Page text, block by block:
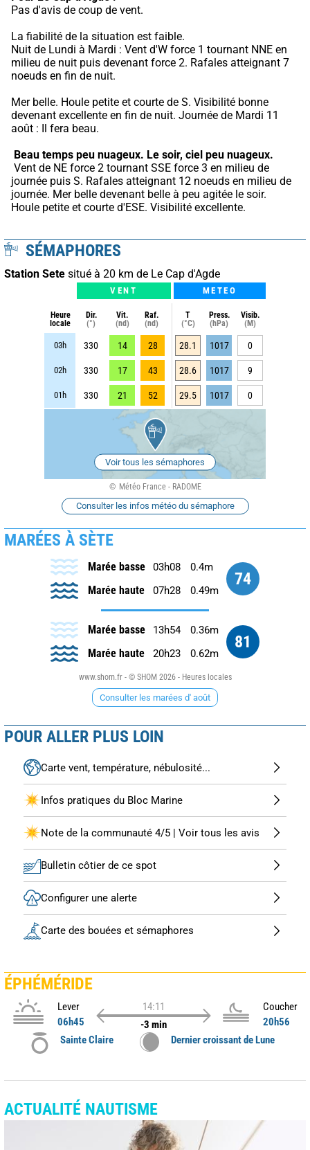
Pas d'avis de coup de vent.
La fiabilité de la situation est faible.
Nuit de Lundi à Mardi : Vent d'W force 1 tournant NNE en
milieu de nuit puis devenant force 2. Rafales atteignant 7
noeuds en fin de nuit.
Mer belle. Houle petite et courte de S. Visibilité bonne
devenant excellente en fin de nuit. Journée de Mardi 11
août : Il fera beau.
Beau temps peu nuageux. Le soir, ciel peu nuageux.
journée puis S. Rafales atteignant 12 noeuds en milieu de
journée. Mer belle devenant belle à peu agitée le soir.
Houle petite et courte d'ESE. Visibilité excellente.
SÉMAPHORES
Station Sete situé à 20 km de Le Cap d'Agde
VENT METEO
Heure
locale
Dir.
(°)
Vit.
(nd)
Raf.
(nd)
T
(°C)
Press.
(hPa)
Visib.
(M)
03h 330 14 28 28.1 1017 0
02h 330 17 43 28.6 1017 9
01h 330 21 52 29.5 1017 0
Voir tous les sémaphores
Météo France - RADOME
Consulter les infos météo du sémaphore
MARÉES À SÈTE
74
Marée basse 03h08 0.4m
Marée haute 07h28 0.49m
81
Marée basse 13h54 0.36m
Marée haute 20h23 0.62m
www.shom.fr - © SHOM 2026 - Heures locales
Consulter les marées d' août
POUR ALLER PLUS LOIN
Carte vent, température, nébulosité...
Infos pratiques du Bloc Marine
Note de la communauté 4/5 | Voir tous les avis
Bulletin côtier de ce spot
Configurer une alerte
Carte des bouées et sémaphores
ÉPHÉMÉRIDE
Lever
06h45
14:11
-3 min
Coucher
20h56
Sainte Claire
Dernier croissant de Lune
ACTUALITÉ NAUTISME